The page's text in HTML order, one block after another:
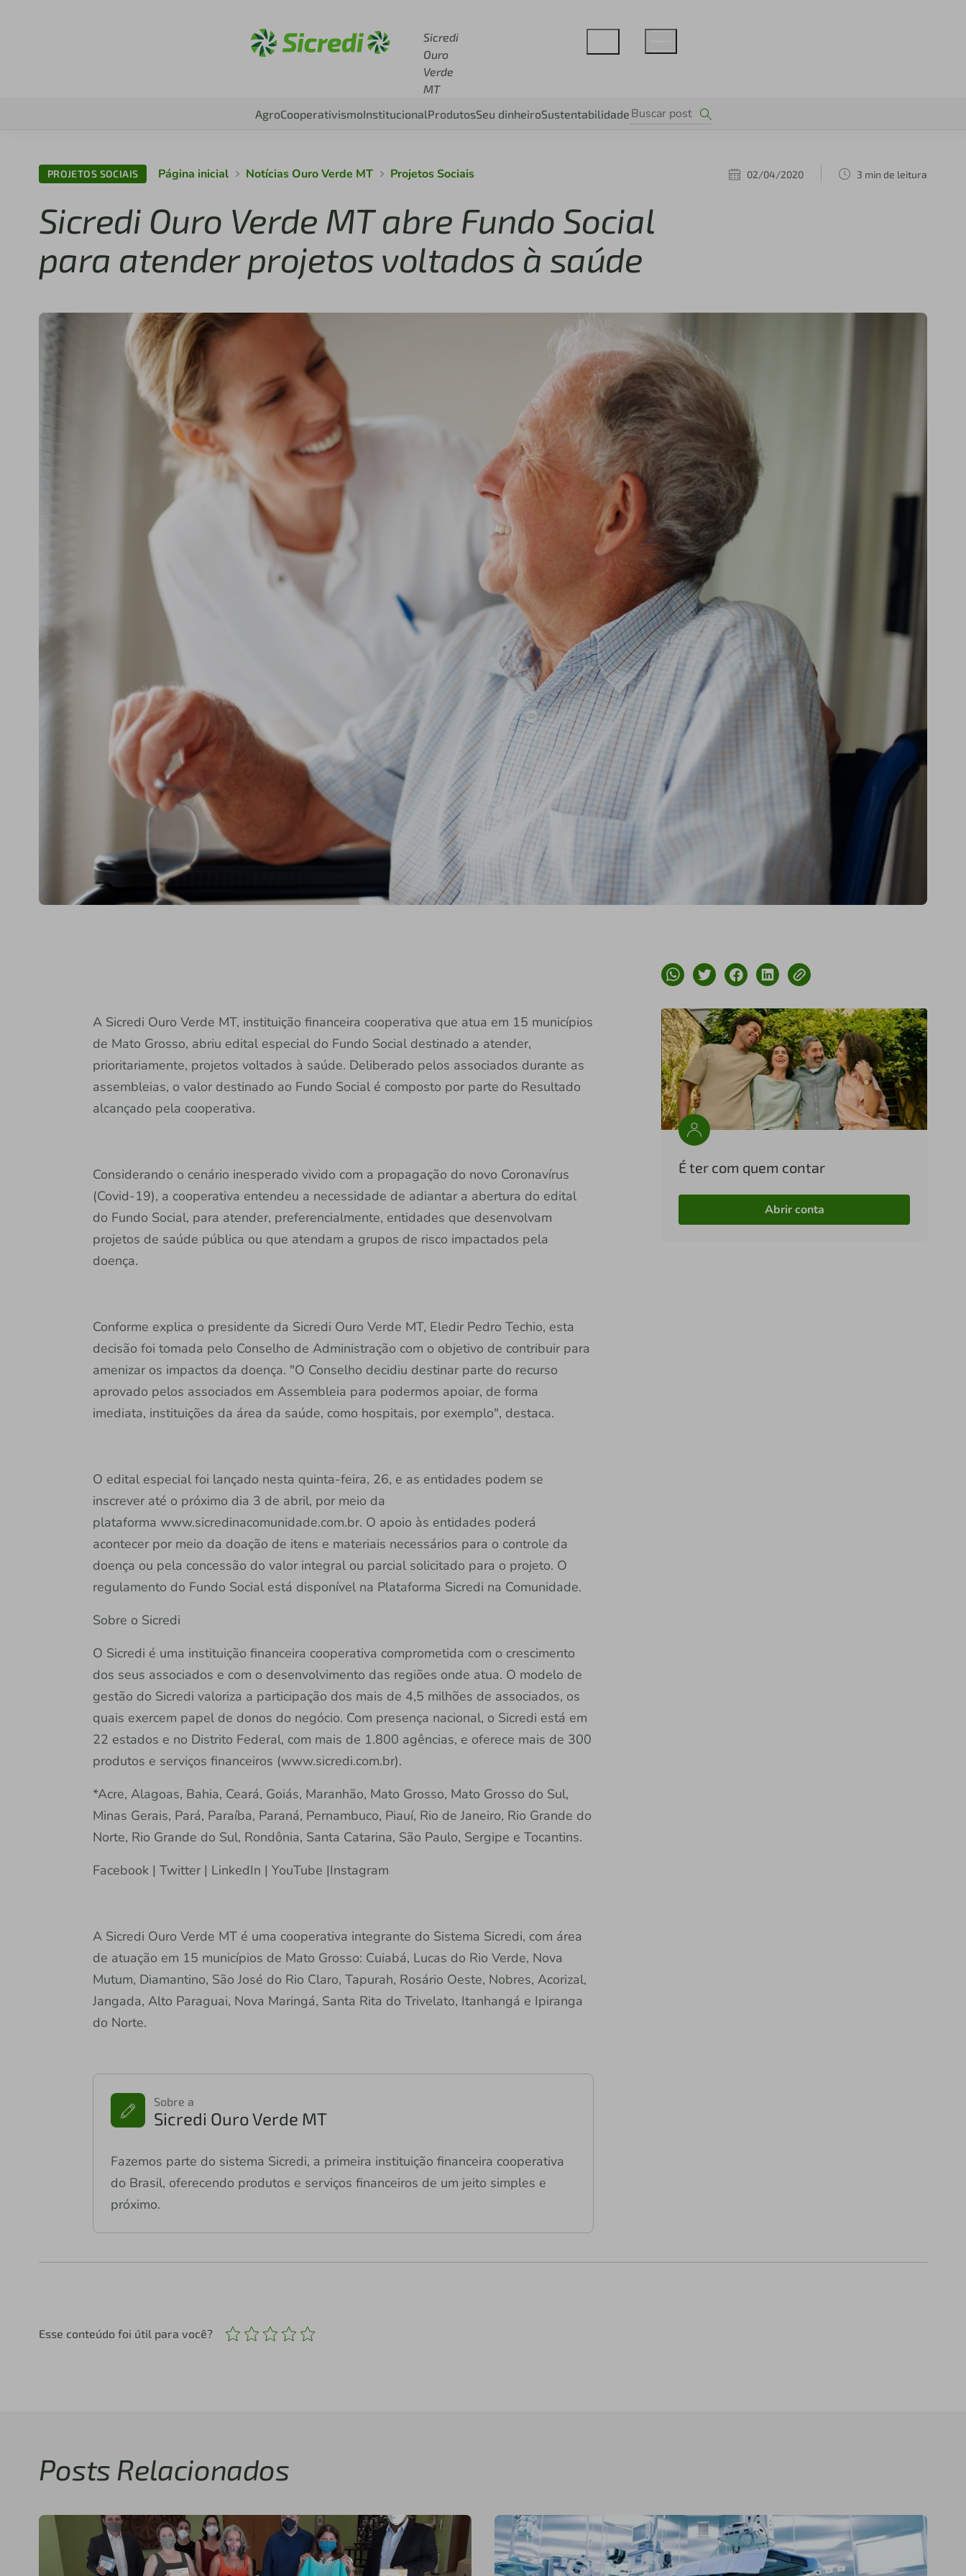
Sicredi
Ouro
Verde
MT
AgroCooperativismoInstitucionalProdutosSeu dinheiroSustentabilidade
PROJETOS SOCIAIS Página inicial Notícias Ouro Verde MT Projetos Sociais 02/04/2020 3 min de leitura
Sicredi Ouro Verde MT abre Fundo Social
para atender projetos voltados à saúde
A Sicredi Ouro Verde MT, instituição financeira cooperativa que atua em 15 municípios
de Mato Grosso, abriu edital especial do Fundo Social destinado a atender,
prioritariamente, projetos voltados à saúde. Deliberado pelos associados durante as
assembleias, o valor destinado ao Fundo Social é composto por parte do Resultado
alcançado pela cooperativa.
Considerando o cenário inesperado vivido com a propagação do novo Coronavírus
(Covid-19), a cooperativa entendeu a necessidade de adiantar a abertura do edital
do Fundo Social, para atender, preferencialmente, entidades que desenvolvam
projetos de saúde pública ou que atendam a grupos de risco impactados pela
doença.
Conforme explica o presidente da Sicredi Ouro Verde MT, Eledir Pedro Techio, esta
decisão foi tomada pelo Conselho de Administração com o objetivo de contribuir para
amenizar os impactos da doença. "O Conselho decidiu destinar parte do recurso
aprovado pelos associados em Assembleia para podermos apoiar, de forma
imediata, instituições da área da saúde, como hospitais, por exemplo", destaca.
O edital especial foi lançado nesta quinta-feira, 26, e as entidades podem se
inscrever até o próximo dia 3 de abril, por meio da
plataforma www.sicredinacomunidade.com.br. O apoio às entidades poderá
acontecer por meio da doação de itens e materiais necessários para o controle da
doença ou pela concessão do valor integral ou parcial solicitado para o projeto. O
regulamento do Fundo Social está disponível na Plataforma Sicredi na Comunidade.
Sobre o Sicredi
O Sicredi é uma instituição financeira cooperativa comprometida com o crescimento
dos seus associados e com o desenvolvimento das regiões onde atua. O modelo de
gestão do Sicredi valoriza a participação dos mais de 4,5 milhões de associados, os
quais exercem papel de donos do negócio. Com presença nacional, o Sicredi está em
22 estados e no Distrito Federal, com mais de 1.800 agências, e oferece mais de 300
produtos e serviços financeiros (www.sicredi.com.br).
*Acre, Alagoas, Bahia, Ceará, Goiás, Maranhão, Mato Grosso, Mato Grosso do Sul,
Minas Gerais, Pará, Paraíba, Paraná, Pernambuco, Piauí, Rio de Janeiro, Rio Grande do
Norte, Rio Grande do Sul, Rondônia, Santa Catarina, São Paulo, Sergipe e Tocantins.
Facebook | Twitter | LinkedIn | YouTube |Instagram
A Sicredi Ouro Verde MT é uma cooperativa integrante do Sistema Sicredi, com área
de atuação em 15 municípios de Mato Grosso: Cuiabá, Lucas do Rio Verde, Nova
Mutum, Diamantino, São José do Rio Claro, Tapurah, Rosário Oeste, Nobres, Acorizal,
Jangada, Alto Paraguai, Nova Maringá, Santa Rita do Trivelato, Itanhangá e Ipiranga
do Norte.
Sobre a
Sicredi Ouro Verde MT
Fazemos parte do sistema Sicredi, a primeira instituição financeira cooperativa
do Brasil, oferecendo produtos e serviços financeiros de um jeito simples e
próximo.
É ter com quem contar
Abrir conta
Esse conteúdo foi útil para você?
Posts Relacionados